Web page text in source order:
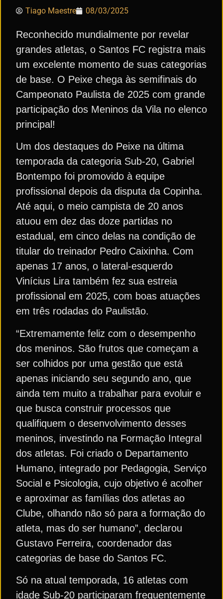
Tiago Maestre 08/03/2025
Reconhecido mundialmente por revelar
grandes atletas, o Santos FC registra mais
um excelente momento de suas categorias
de base. O Peixe chega às semifinais do
Campeonato Paulista de 2025 com grande
participação dos Meninos da Vila no elenco
principal!
Um dos destaques do Peixe na última
temporada da categoria Sub-20, Gabriel
Bontempo foi promovido à equipe
profissional depois da disputa da Copinha.
Até aqui, o meio campista de 20 anos
atuou em dez das doze partidas no
estadual, em cinco delas na condição de
titular do treinador Pedro Caixinha. Com
apenas 17 anos, o lateral-esquerdo
Vinícius Lira também fez sua estreia
profissional em 2025, com boas atuações
em três rodadas do Paulistão.
“Extremamente feliz com o desempenho
dos meninos. São frutos que começam a
ser colhidos por uma gestão que está
apenas iniciando seu segundo ano, que
ainda tem muito a trabalhar para evoluir e
que busca construir processos que
qualifiquem o desenvolvimento desses
meninos, investindo na Formação Integral
dos atletas. Foi criado o Departamento
Humano, integrado por Pedagogia, Serviço
Social e Psicologia, cujo objetivo é acolher
e aproximar as famílias dos atletas ao
Clube, olhando não só para a formação do
atleta, mas do ser humano”, declarou
Gustavo Ferreira, coordenador das
categorias de base do Santos FC.
Só na atual temporada, 16 atletas com
idade Sub-20 participaram frequentemente